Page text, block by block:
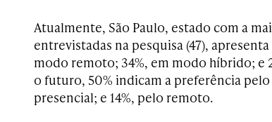
Atualmente, São Paulo, estado com a
entrevistadas na pesquisa (47),
modo remoto; 34%, em modo híbrido; e
o futuro, 50% indicam a preferência
presencial; e 14%, pelo remoto.